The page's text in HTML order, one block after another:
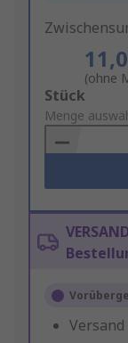
(ohne
Add
to
Basket
Stück
Menge
Versand